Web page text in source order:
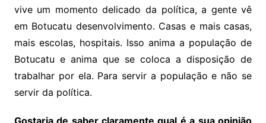
vive um momento delicado da política, a gente vê
em Botucatu desenvolvimento. Casas e mais casas,
mais escolas, hospitais. Isso anima a população de
Botucatu e anima que se coloca a disposição de
trabalhar por ela. Para servir a população e não se
servir da política.